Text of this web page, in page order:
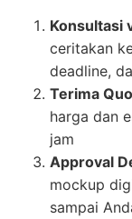
Konsultasi
ceritakan
deadline,
Terima
harga dan
jam
Approval
mockup
sampai